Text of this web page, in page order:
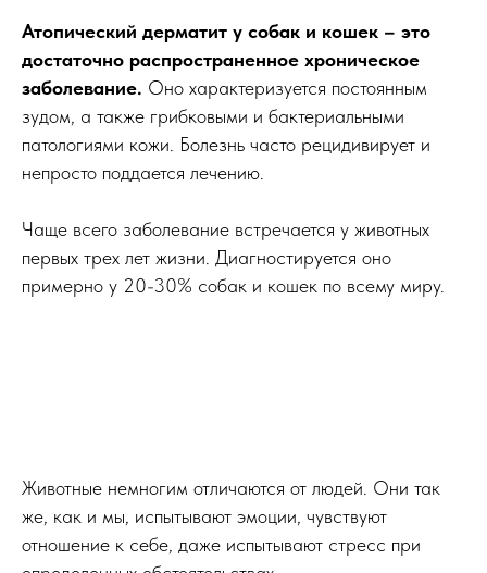
Атопический дерматит у собак и кошек – это
достаточно распространенное хроническое
заболевание. Оно характеризуется постоянным
зудом, а также грибковыми и бактериальными
патологиями кожи. Болезнь часто рецидивирует и
непросто поддается лечению.
Чаще всего заболевание встречается у животных
первых трех лет жизни. Диагностируется оно
примерно у 20-30% собак и кошек по всему миру.
Животные немногим отличаются от людей. Они так
же, как и мы, испытывают эмоции, чувствуют
отношение к себе, даже испытывают стресс при